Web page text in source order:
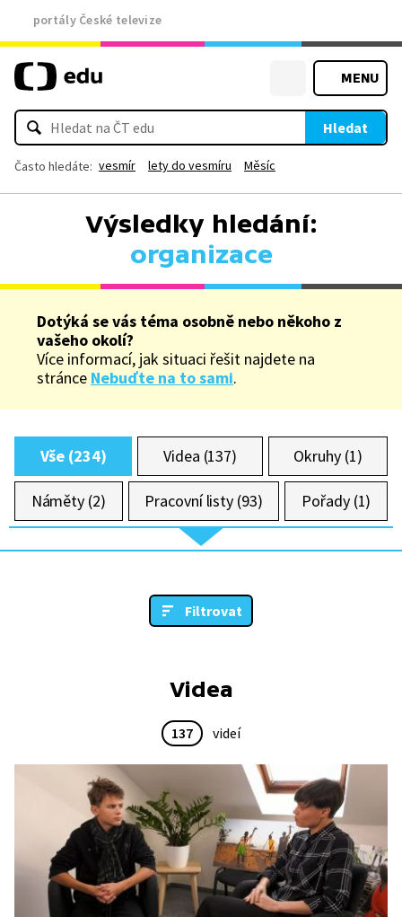
portály České televize
MENU
Hledat
Často hledáte: vesmír lety do vesmíru Měsíc
Výsledky hledání:
organizace
Dotýká se vás téma osobně nebo někoho z
vašeho okolí?
Více informací, jak situaci řešit najdete na
stránce Nebuďte na to sami.
Vše (234) Videa (137) Okruhy (1)
Náměty (2) Pracovní listy (93) Pořady (1)
Filtrovat
Videa
137 videí